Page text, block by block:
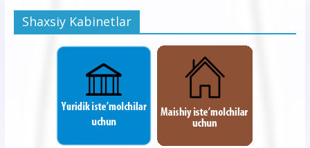
Shaxsiy Kabinetlar